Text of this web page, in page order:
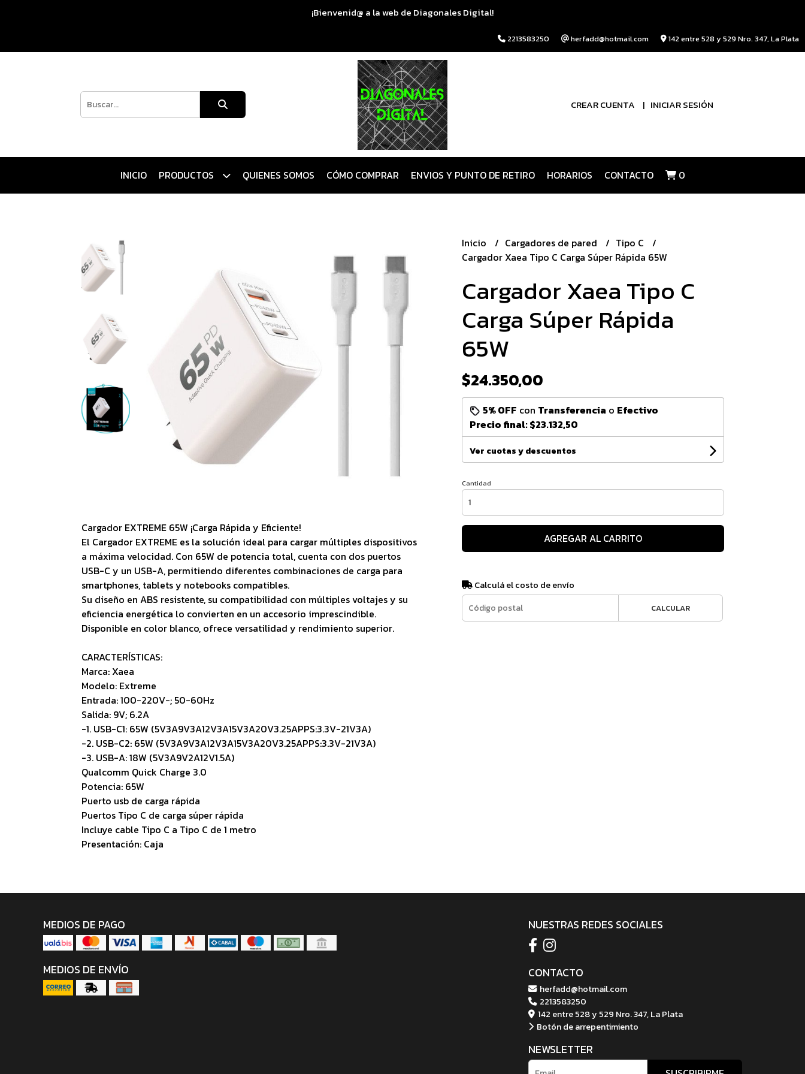
¡Bienvenid@ a la web de Diagonales Digital!
2213583250 herfadd@hotmail.com 142 entre 528 y 529 Nro. 347, La Plata
CREAR CUENTA INICIAR SESIÓN
INICIO PRODUCTOS QUIENES SOMOS CÓMO COMPRAR ENVIOS Y PUNTO DE RETIRO HORARIOS CONTACTO 0
Cargador EXTREME 65W ¡Carga Rápida y Eficiente!
El Cargador EXTREME es la solución ideal para cargar múltiples dispositivos
a máxima velocidad. Con 65W de potencia total, cuenta con dos puertos
USB-C y un USB-A, permitiendo diferentes combinaciones de carga para
smartphones, tablets y notebooks compatibles.
Su diseño en ABS resistente, su compatibilidad con múltiples voltajes y su
eficiencia energética lo convierten en un accesorio imprescindible.
Disponible en color blanco, ofrece versatilidad y rendimiento superior.
CARACTERÍSTICAS:
Marca: Xaea
Modelo: Extreme
Entrada: 100-220V-; 50-60Hz
Salida: 9V; 6.2A
-1. USB-C1: 65W (5V3A9V3A12V3A15V3A20V3.25APPS:3.3V-21V3A)
-2. USB-C2: 65W (5V3A9V3A12V3A15V3A20V3.25APPS:3.3V-21V3A)
-3. USB-A: 18W (5V3A9V2A12V1.5A)
Qualcomm Quick Charge 3.0
Potencia: 65W
Puerto usb de carga rápida
Puertos Tipo C de carga súper rápida
Incluye cable Tipo C a Tipo C de 1 metro
Presentación: Caja
Inicio Cargadores de pared
Tipo C
Cargador Xaea Tipo C Carga Súper Rápida 65W
Cargador Xaea Tipo C
Carga Súper Rápida
65W
$24.350,00
5% OFF con Transferencia o Efectivo
Precio final:$23.132,50
Ver cuotas y descuentos
Cantidad
AGREGAR AL CARRITO
Calculá el costo de envío
CALCULAR
MEDIOS DE PAGO
MEDIOS DE ENVÍO
NUESTRAS REDES SOCIALES
CONTACTO
herfadd@hotmail.com
2213583250
142 entre 528 y 529 Nro. 347, La Plata
Botón de arrepentimiento
NEWSLETTER